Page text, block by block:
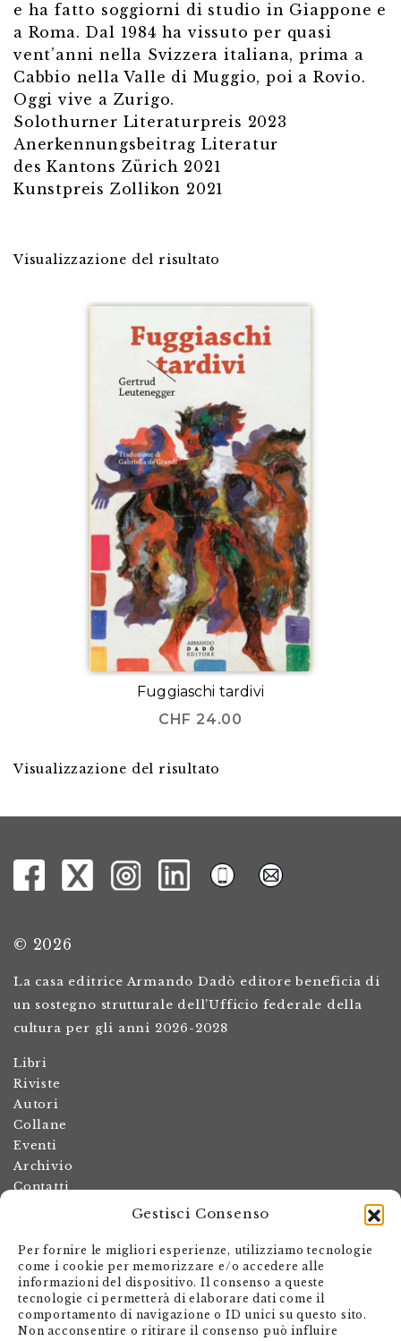
Gestisci Consenso
Per fornire le migliori esperienze, utilizziamo tecnologie
come i cookie per memorizzare e/o accedere alle
informazioni del dispositivo. Il consenso a queste
tecnologie ci permetterà di elaborare dati come il
comportamento di navigazione o ID unici su questo sito.
Non acconsentire o ritirare il consenso può influire
e ha fatto soggiorni di studio in Giappone e
a Roma. Dal 1984 ha vissuto per quasi
vent’anni nella Svizzera italiana, prima a
Cabbio nella Valle di Muggio, poi a Rovio.
Oggi vive a Zurigo.
Solothurner Literaturpreis 2023
Anerkennungsbeitrag Literatur
des Kantons Zürich 2021
Kunstpreis Zollikon 2021
Visualizzazione del risultato
Fuggiaschi tardivi
CHF 24.00
Visualizzazione del risultato
© 2026
La casa editrice Armando Dadò editore beneficia di
un sostegno strutturale dell’Ufficio federale della
cultura per gli anni 2026-2028
Libri
Riviste
Autori
Collane
Eventi
Archivio
Contatti
Termini e condizioni
Spese di spedizione
Politica dei resi
Informativa sulla privacy
Il mio account
Carrello